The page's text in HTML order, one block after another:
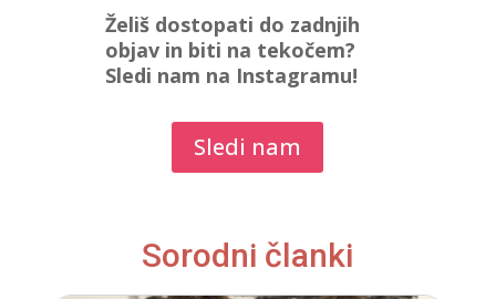
Želiš dostopati do zadnjih
objav in biti na tekočem?
Sledi nam na Instagramu!
Sledi nam
Sorodni članki